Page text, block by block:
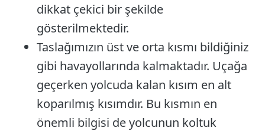
dikkat çekici bir şekilde
gösterilmektedir.
Taslağımızın üst ve orta kısmı bildiğiniz
gibi havayollarında kalmaktadır. Uçağa
geçerken yolcuda kalan kısım en alt
koparılmış kısımdır. Bu kısmın en
önemli bilgisi de yolcunun koltuk